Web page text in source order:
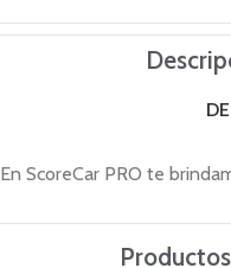
En ScoreCar PRO te
Productos